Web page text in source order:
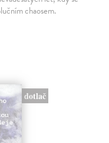
chaosem.
dotlač